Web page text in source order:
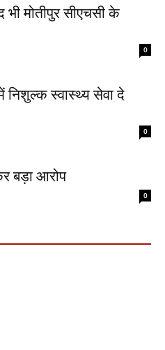
मोतीपुर सीएचसी के
0
स्वास्थ्य सेवा दे
0
बड़ा आरोप
0